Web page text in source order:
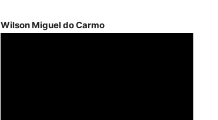
Wilson Miguel do Carmo